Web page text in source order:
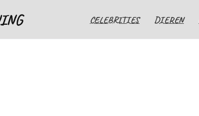
CELEBRITIES DIEREN